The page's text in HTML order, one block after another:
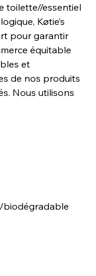
toilette//essentiel
Køtie’s
pour garantir
équitable
et
de nos produits
Nous utilisons
biodégradable